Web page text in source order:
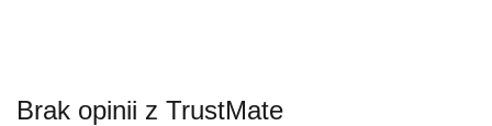
Brak opinii z TrustMate